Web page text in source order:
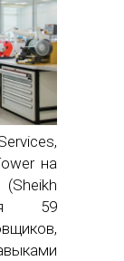
на
59